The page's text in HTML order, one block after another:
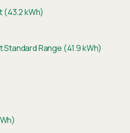
(43.2 kWh)
Standard Range (41.9 kWh)